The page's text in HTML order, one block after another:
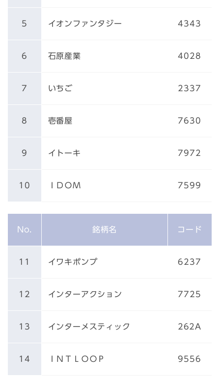
5 イオンファンタジー 4343
6 石原産業 4028
7 いちご 2337
8 壱番屋 7630
9 イトーキ 7972
10 ＩＤＯＭ 7599
No. 銘柄名 コード
11 イワキポンプ 6237
12 インターアクション 7725
13 インターメスティック 262A
14 ＩＮＴＬＯＯＰ 9556